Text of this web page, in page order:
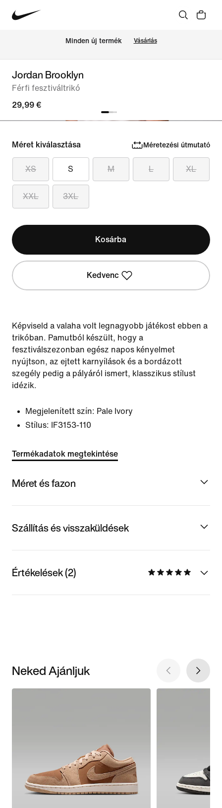
Minden új termék Vásárlás
Jordan Brooklyn
Férfi fesztiváltrikó
29,99 €
Méret kiválasztása Méretezési útmutató
XS S M L XL
XXL 3XL
Kosárba
Kedvenc
Képviseld a valaha volt legnagyobb játékost ebben a
trikóban. Pamutból készült, hogy a
fesztiválszezonban egész napos kényelmet
nyújtson, az ejtett karnyílások és a bordázott
szegély pedig a pályáról ismert, klasszikus stílust
idézik.
Megjelenített szín: Pale Ivory
Stílus:
IF3153-110
Termékadatok megtekintése
Méret és fazon
Szállítás és visszaküldések
Értékelések (2)
Neked Ajánljuk